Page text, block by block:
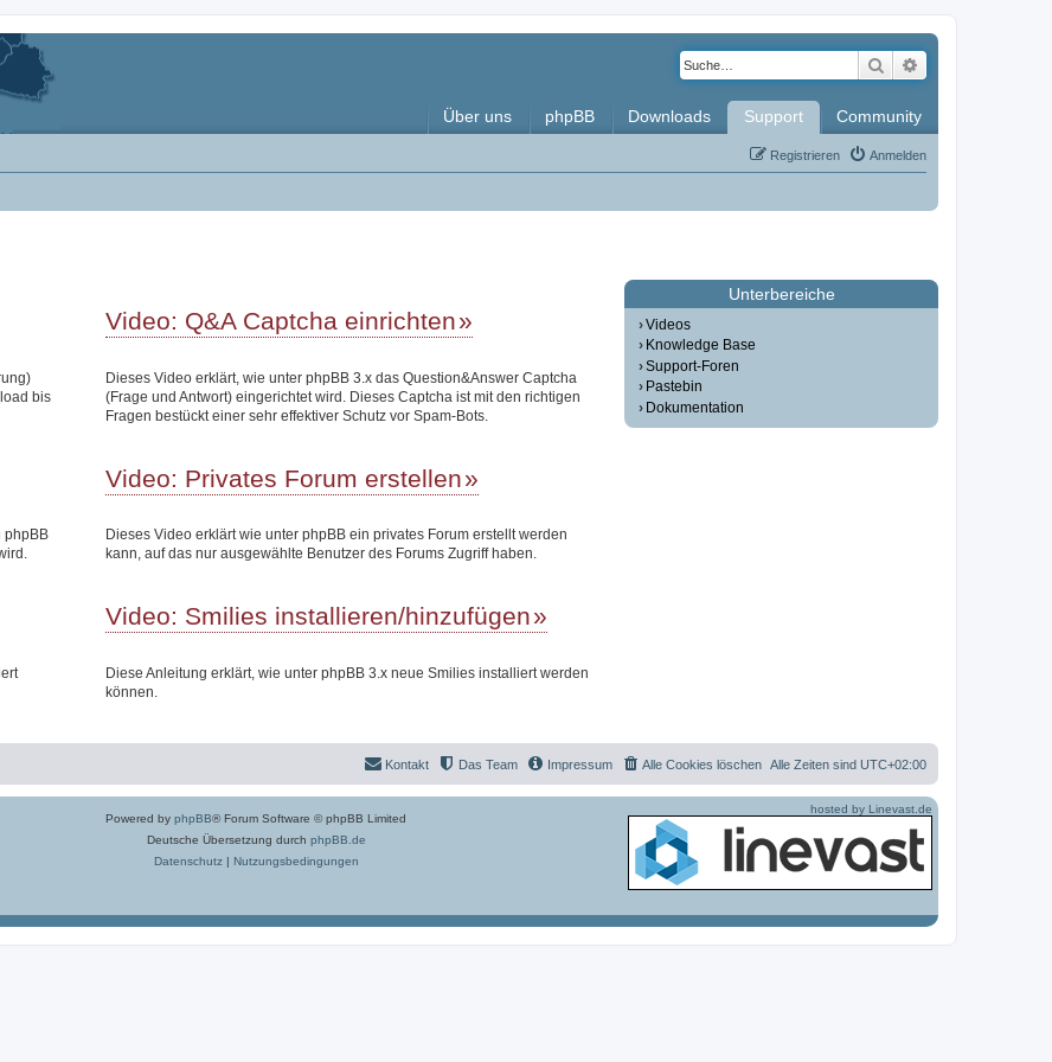
Suche
Über uns phpBB Downloads Support Community
Anmelden
Registrieren
bis
Video: Q&A Captcha einrichten
Dieses Video erklärt, wie unter phpBB 3.x das Question&Answer Captcha
(Frage und Antwort) eingerichtet wird. Dieses Captcha ist mit den richtigen
Fragen bestückt einer sehr effektiver Schutz vor Spam-Bots.
phpBB
Video: Privates Forum erstellen
Dieses Video erklärt wie unter phpBB ein privates Forum erstellt werden
kann, auf das nur ausgewählte Benutzer des Forums Zugriff haben.
Video: Smilies installieren/hinzufügen
Diese Anleitung erklärt, wie unter phpBB 3.x neue Smilies installiert werden
können.
Unterbereiche
Videos
Knowledge Base
Support-Foren
Pastebin
Dokumentation
Alle Zeiten sind UTC+02:00
Alle Cookies löschen
Impressum
Das Team
Kontakt
Powered by phpBB® Forum Software © phpBB Limited
Deutsche Übersetzung durch phpBB.de
Datenschutz| Nutzungsbedingungen
hosted by Linevast.de